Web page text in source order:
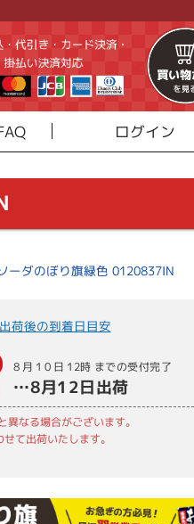
ログイン
ーダのぼり旗緑色 0120837IN
出荷後の到着日目安
8月10日 12時 までの受付完了
…8月12日出荷
なる場合がございます。
て出荷いたします。